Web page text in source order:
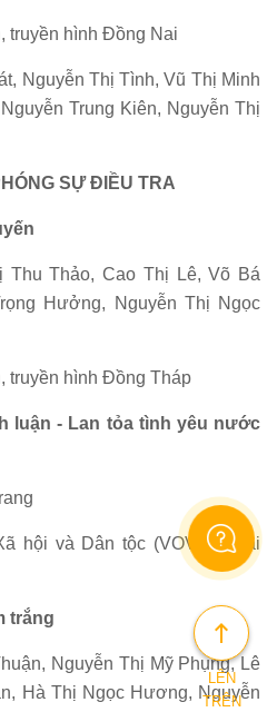
truyền hình Đồng Nai
Nguyễn Thị Tình, Vũ Thị Minh
Trung Kiên, Nguyễn Thị
SỰ ĐIỀU TRA
Thu Thảo, Cao Thị Lê, Võ Bá
Hưởng, Nguyễn Thị Ngọc
truyền hình Đồng Tháp
luận - Lan tỏa tình yêu nước
hội và Dân tộc (VOV2) - Đài
trắng
Nguyễn Thị Mỹ Phụng, Lê
Hà Thị Ngọc Hương, Nguyễn
LÊN
TRÊN